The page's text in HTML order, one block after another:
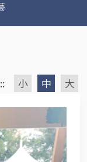
小 中 大